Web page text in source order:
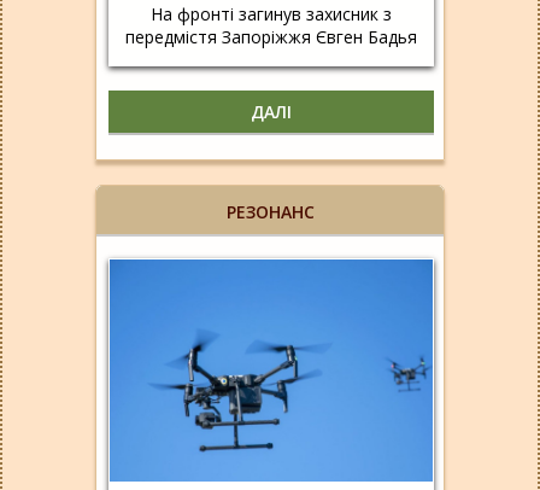
На фронті загинув захисник з
передмістя Запоріжжя Євген Бадья
ДАЛІ
РЕЗОНАНС